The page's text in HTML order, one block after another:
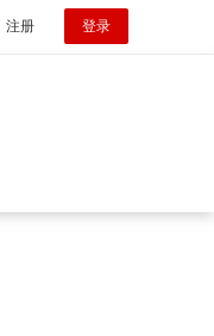
注册 登录